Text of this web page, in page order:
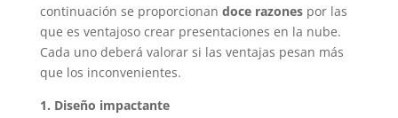
continuación se proporcionan doce razonespor las
que es ventajoso crear presentaciones en la nube.
Cada uno deberá valorar si las ventajas pesan más
que los inconvenientes.
1. Diseño impactante